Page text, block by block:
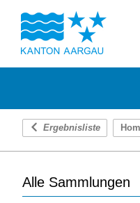
Ergebnisliste
Alle Sammlungen